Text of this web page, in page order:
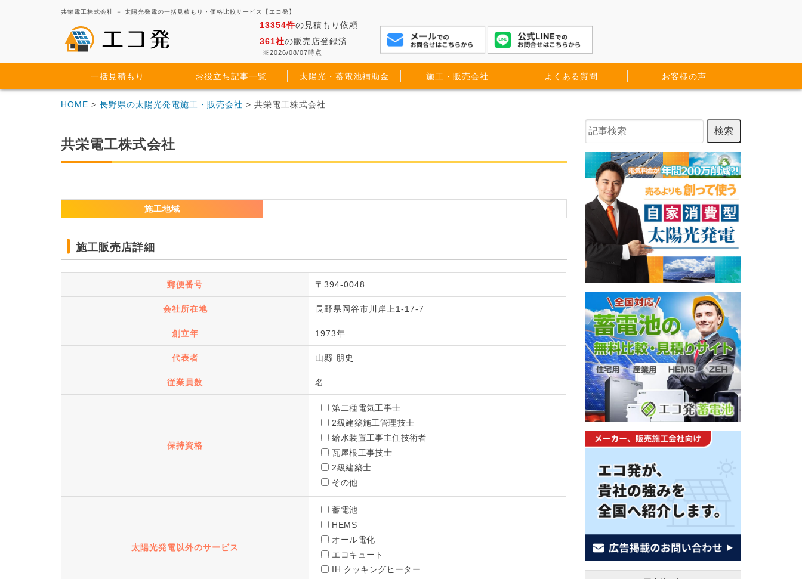
共栄電工株式会社 － 太陽光発電の一括見積もり・価格比較サービス【エコ発】
13354件の見積もり依頼
361社の販売店登録済
※2026/08/07時点
一括見積もり お役立ち記事一覧 太陽光・蓄電池補助金 施工・販売会社 よくある質問 お客様の声
HOME > 長野県の太陽光発電施工・販売会社 > 共栄電工株式会社
共栄電工株式会社
施工地域
施工販売店詳細
郵便番号 〒394-0048
会社所在地 長野県岡谷市川岸上1-17-7
創立年 1973年
代表者 山縣 朋史
従業員数 名
保持資格
第二種電気工事士
2級建築施工管理技士
給水装置工事主任技術者
瓦屋根工事技士
2級建築士
その他
太陽光発電以外のサービス
蓄電池
HEMS
オール電化
エコキュート
IH クッキングヒーター